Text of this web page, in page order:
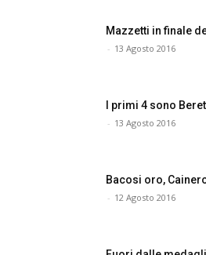
Mazzetti in finale
- 13 Agosto 2016
I primi 4 sono
- 13 Agosto 2016
Bacosi oro,
- 12 Agosto 2016